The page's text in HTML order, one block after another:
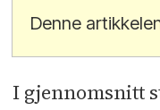
Denne
I gjennomsnitt